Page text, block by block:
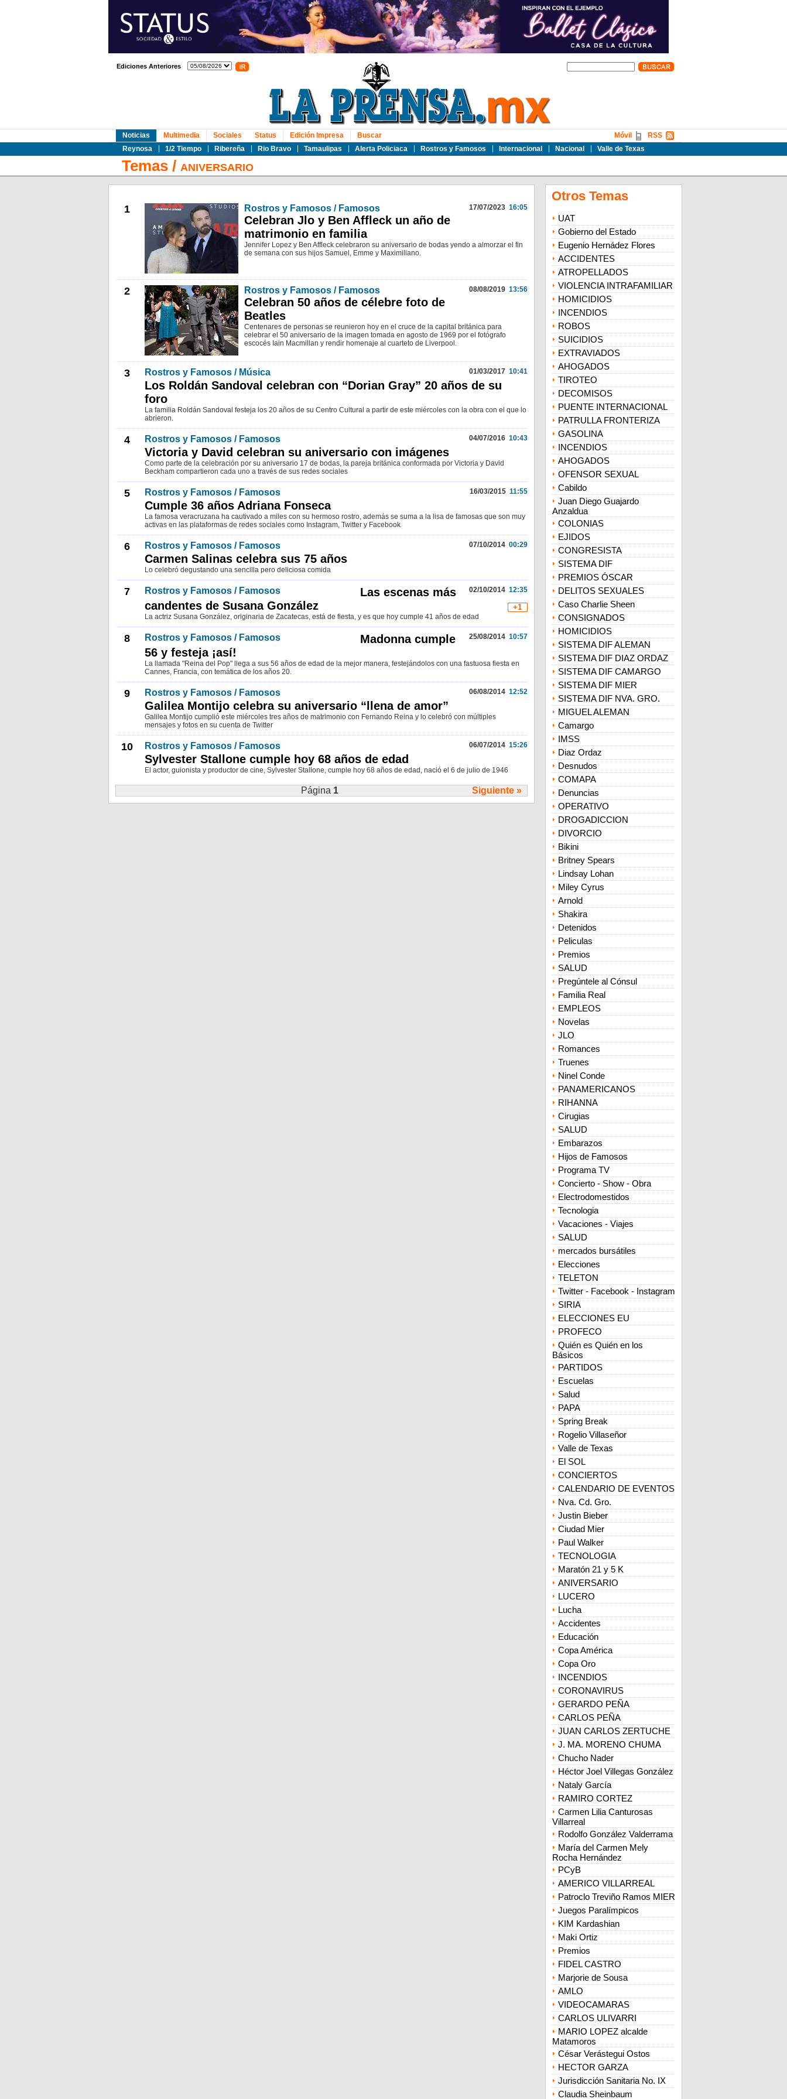
Ediciones Anteriores
Noticias
Reynosa
1/2 Tiempo Ribereña Rio Bravo Tamaulipas Alerta Policiaca Rostros y Famosos Internacional Nacional Valle de Texas
Multimedia Sociales Status Edición Impresa Buscar RSS
Móvil
Temas/ ANIVERSARIO
1 Rostros y Famosos / Famosos 17/07/202316:05
Celebran Jlo y Ben Affleck un año de
matrimonio en familia
Jennifer Lopez y Ben Affleck celebraron su aniversario de bodas yendo a almorzar el fin
de semana con sus hijos Samuel, Emme y Maximiliano.
2 Rostros y Famosos / Famosos 08/08/201913:56
Celebran 50 años de célebre foto de
Beatles
Centenares de personas se reunieron hoy en el cruce de la capital británica para
celebrar el 50 aniversario de la imagen tomada en agosto de 1969 por el fotógrafo
escocés Iain Macmillan y rendir homenaje al cuarteto de Liverpool.
3 Rostros y Famosos / Música 01/03/201710:41
Los Roldán Sandoval celebran con “Dorian Gray” 20 años de su
foro
La familia Roldán Sandoval festeja los 20 años de su Centro Cultural a partir de este miércoles con la obra con el que lo
abrieron.
4 Rostros y Famosos / Famosos 04/07/201610:43
Victoria y David celebran su aniversario con imágenes
Como parte de la celebración por su aniversario 17 de bodas, la pareja británica conformada por Victoria y David
Beckham compartieron cada uno a través de sus redes sociales
5 Rostros y Famosos / Famosos 16/03/201511:55
Cumple 36 años Adriana Fonseca
La famosa veracruzana ha cautivado a miles con su hermoso rostro, además se suma a la lisa de famosas que son muy
activas en las plataformas de redes sociales como Instagram, Twitter y Facebook
6 Rostros y Famosos / Famosos 07/10/201400:29
Carmen Salinas celebra sus 75 años
Lo celebró degustando una sencilla pero deliciosa comida
7 Rostros y Famosos / Famosos 02/10/201412:35
+1
Las escenas más
candentes de Susana González
La actriz Susana González, originaria de Zacatecas, está de fiesta, y es que hoy cumple 41 años de edad
8 Rostros y Famosos / Famosos 25/08/201410:57
Madonna cumple
56 y festeja ¡así!
La llamada "Reina del Pop" llega a sus 56 años de edad de la mejor manera, festejándolos con una fastuosa fiesta en
Cannes, Francia, con temática de los años 20.
9 Rostros y Famosos / Famosos 06/08/201412:52
Galilea Montijo celebra su aniversario “llena de amor”
Galilea Montijo cumplió este miércoles tres años de matrimonio con Fernando Reina y lo celebró con múltiples
mensajes y fotos en su cuenta de Twitter
10 Rostros y Famosos / Famosos 06/07/201415:26
Sylvester Stallone cumple hoy 68 años de edad
El actor, guionista y productor de cine, Sylvester Stallone, cumple hoy 68 años de edad, nació el 6 de julio de 1946
Página 1 Siguiente »
Otros Temas
UAT
Gobierno del Estado
Eugenio Hernádez Flores
ACCIDENTES
ATROPELLADOS
VIOLENCIA INTRAFAMILIAR
HOMICIDIOS
INCENDIOS
ROBOS
SUICIDIOS
EXTRAVIADOS
AHOGADOS
TIROTEO
DECOMISOS
PUENTE INTERNACIONAL
PATRULLA FRONTERIZA
GASOLINA
INCENDIOS
AHOGADOS
OFENSOR SEXUAL
Cabildo
Juan Diego Guajardo
Anzaldua
COLONIAS
EJIDOS
CONGRESISTA
SISTEMA DIF
PREMIOS ÓSCAR
DELITOS SEXUALES
Caso Charlie Sheen
CONSIGNADOS
HOMICIDIOS
SISTEMA DIF ALEMAN
SISTEMA DIF DIAZ ORDAZ
SISTEMA DIF CAMARGO
SISTEMA DIF MIER
SISTEMA DIF NVA. GRO.
MIGUEL ALEMAN
Camargo
IMSS
Diaz Ordaz
Desnudos
COMAPA
Denuncias
OPERATIVO
DROGADICCION
DIVORCIO
Bikini
Britney Spears
Lindsay Lohan
Miley Cyrus
Arnold
Shakira
Detenidos
Peliculas
Premios
SALUD
Pregúntele al Cónsul
Familia Real
EMPLEOS
Novelas
JLO
Romances
Truenes
Ninel Conde
PANAMERICANOS
RIHANNA
Cirugias
SALUD
Embarazos
Hijos de Famosos
Programa TV
Concierto - Show - Obra
Electrodomestidos
Tecnologia
Vacaciones - Viajes
SALUD
mercados bursátiles
Elecciones
TELETON
Twitter - Facebook - Instagram
SIRIA
ELECCIONES EU
PROFECO
Quién es Quién en los
Básicos
PARTIDOS
Escuelas
Salud
PAPA
Spring Break
Rogelio Villaseñor
Valle de Texas
El SOL
CONCIERTOS
CALENDARIO DE EVENTOS
Nva. Cd. Gro.
Justin Bieber
Ciudad Mier
Paul Walker
TECNOLOGIA
Maratón 21 y 5 K
ANIVERSARIO
LUCERO
Lucha
Accidentes
Educación
Copa América
Copa Oro
INCENDIOS
CORONAVIRUS
GERARDO PEÑA
CARLOS PEÑA
JUAN CARLOS ZERTUCHE
J. MA. MORENO CHUMA
Chucho Nader
Héctor Joel Villegas González
Nataly García
RAMIRO CORTEZ
Carmen Lilia Canturosas
Villarreal
Rodolfo González Valderrama
María del Carmen Mely
Rocha Hernández
PCyB
AMERICO VILLARREAL
Patroclo Treviño Ramos MIER
Juegos Paralímpicos
KIM Kardashian
Maki Ortiz
Premios
FIDEL CASTRO
Marjorie de Sousa
AMLO
VIDEOCAMARAS
CARLOS ULIVARRI
MARIO LOPEZ alcalde
Matamoros
César Verástegui Ostos
HECTOR GARZA
Jurisdicción Sanitaria No. IX
Claudia Sheinbaum